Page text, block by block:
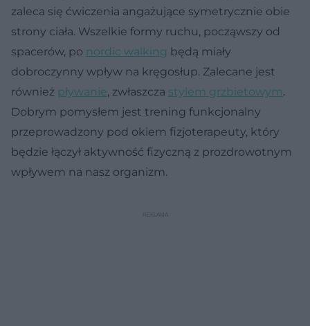
zaleca się ćwiczenia angażujące symetrycznie obie
strony ciała. Wszelkie formy ruchu, począwszy od
spacerów, po nordic walking będą miały
dobroczynny wpływ na kręgosłup. Zalecane jest
również pływanie, zwłaszcza stylem grzbietowym.
Dobrym pomysłem jest trening funkcjonalny
przeprowadzony pod okiem fizjoterapeuty, który
będzie łączył aktywność fizyczną z prozdrowotnym
wpływem na nasz organizm.